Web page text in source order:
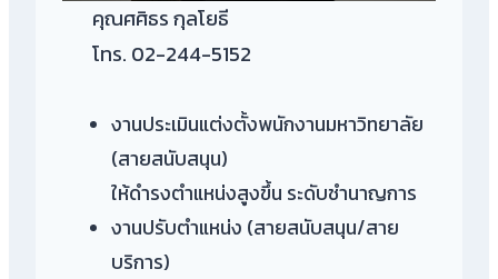
คุณศศิธร กุลโยธี
โทร. 02-244-5152
งานประเมินแต่งตั้งพนักงานมหาวิทยาลัย
(สายสนับสนุน)
ให้ดำรงตำแหน่งสูงขึ้น ระดับชำนาญการ
งานปรับตำแหน่ง (สายสนับสนุน/สาย
บริการ)